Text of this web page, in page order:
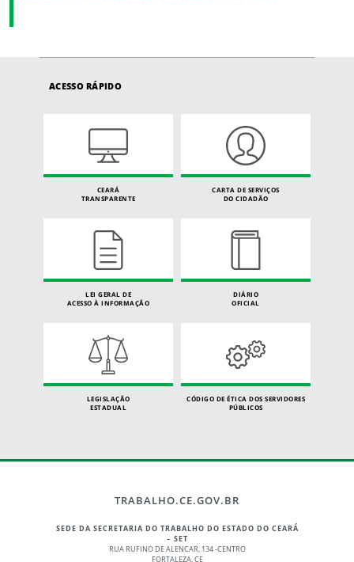
ACESSO RÁPIDO
CEARÁ
TRANSPARENTE
CARTA DE SERVIÇOS
DO CIDADÃO
LEI GERAL DE
ACESSO À INFORMAÇÃO
DIÁRIO
OFICIAL
LEGISLAÇÃO
ESTADUAL
CÓDIGO DE ÉTICA DOS SERVIDORES
PÚBLICOS
TRABALHO.CE.GOV.BR
SEDE DA SECRETARIA DO TRABALHO DO ESTADO DO CEARÁ
– SET
RUA RUFINO DE ALENCAR, 134 -CENTRO
FORTALEZA, CE